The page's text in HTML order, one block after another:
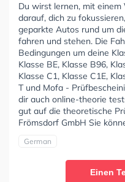
Du wirst lernen, mit
darauf, dich zu
geparkte Autos rund um
fahren und stehen. Die
Bedingungen um deine
Klasse BE, Klasse B96,
Klasse C1, Klasse C1E,
T und Mofa -
dir auch online-theorie
gut auf die theoretische
Frömsdorf GmbH Sie
German
Einen